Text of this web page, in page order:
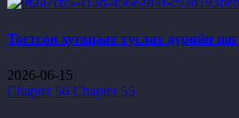
Тогтсон хугацаат туслах дүрийн цаг
2026-06-15
Chapter 56 Chapter 55